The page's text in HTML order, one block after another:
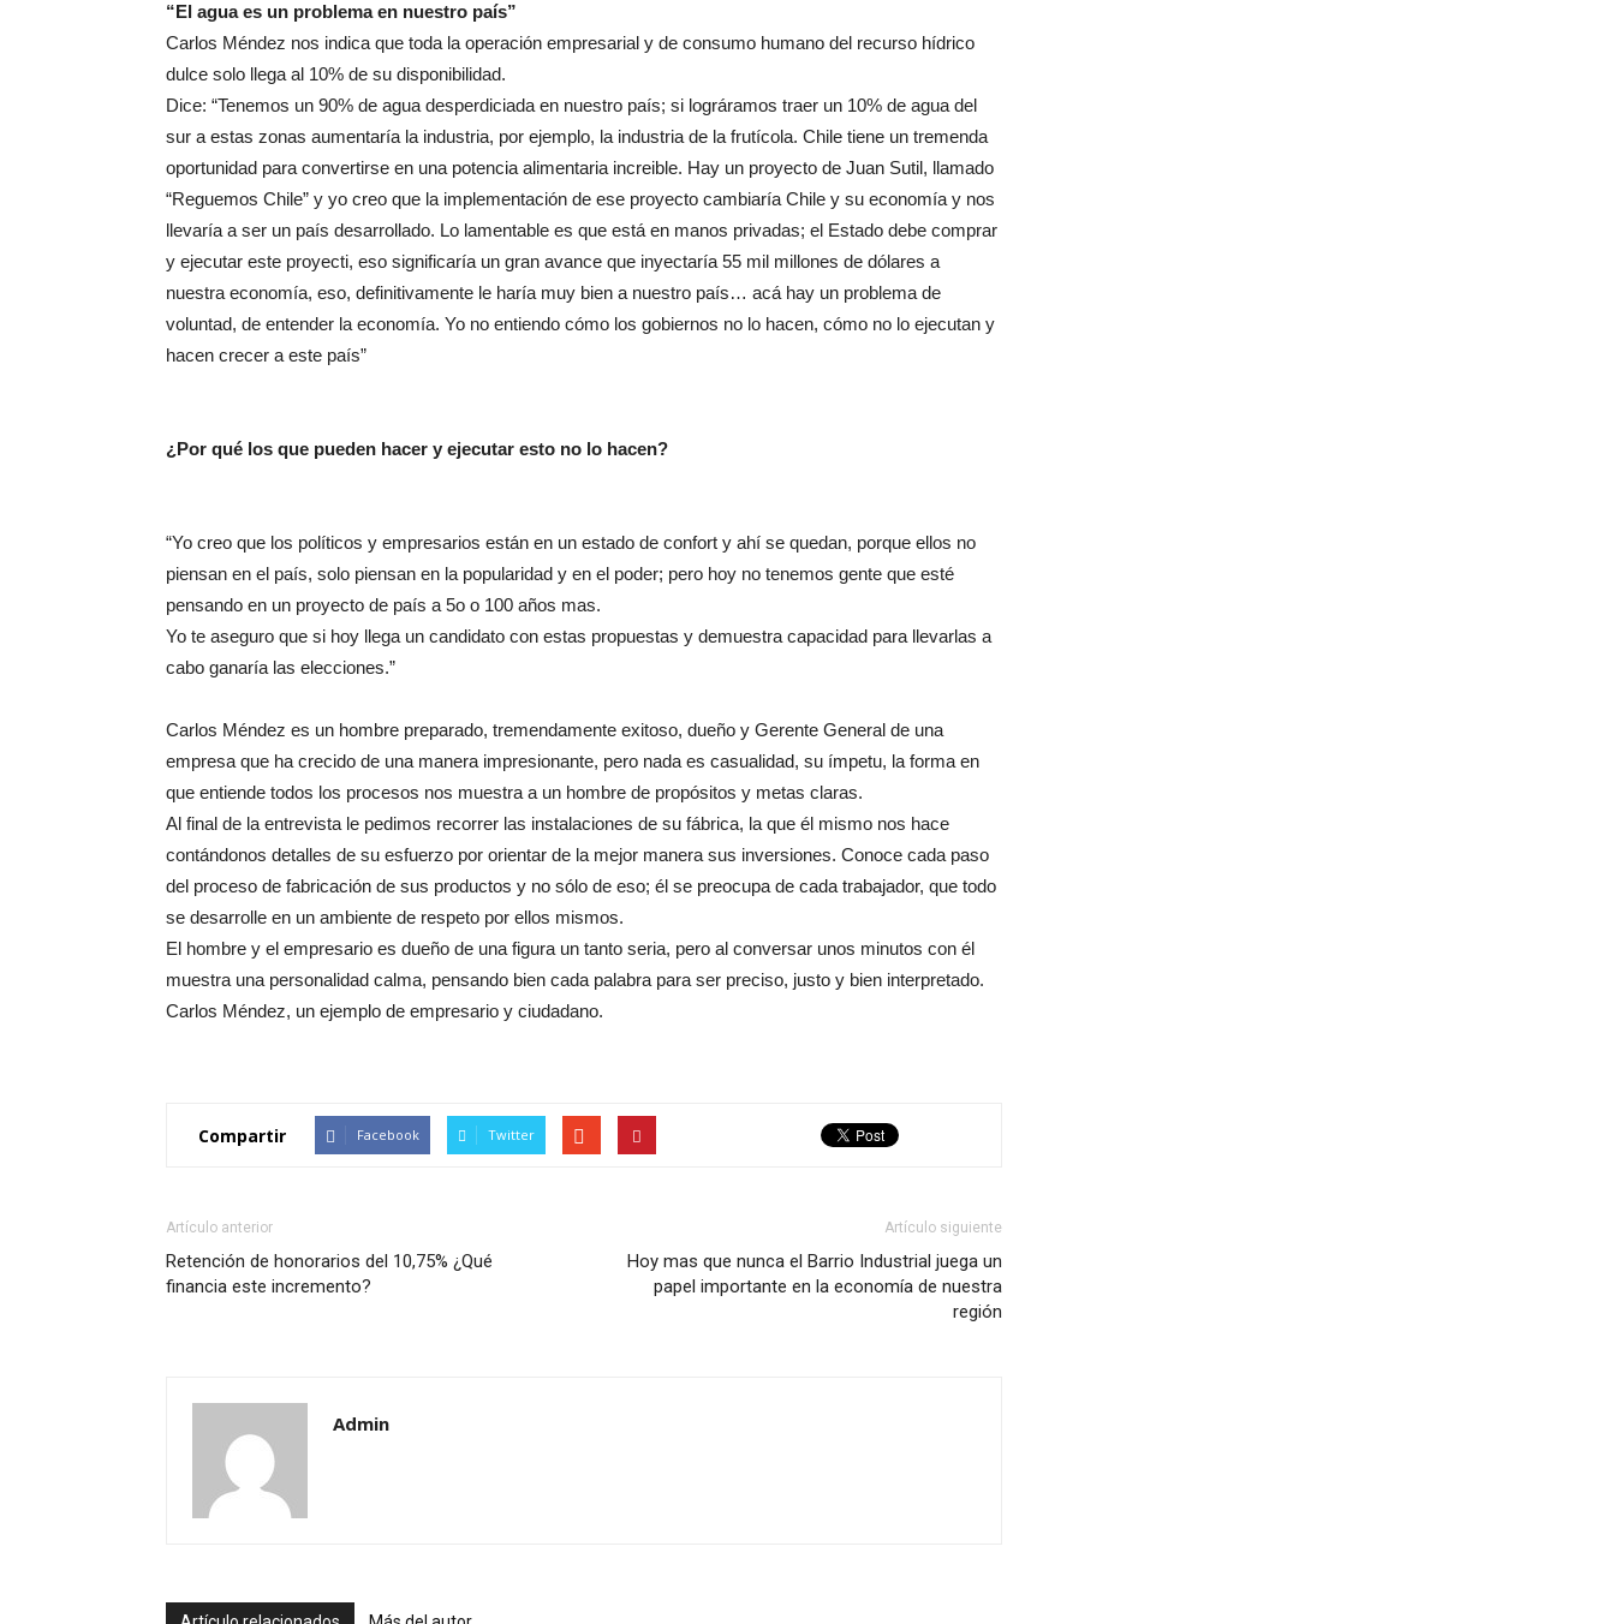
“El agua es un problema en nuestro país”
Carlos Méndez nos indica que toda la operación empresarial y de consumo humano del recurso hídrico
dulce solo llega al 10% de su disponibilidad.
Dice: “Tenemos un 90% de agua desperdiciada en nuestro país; si lográramos traer un 10% de agua del
sur a estas zonas aumentaría la industria, por ejemplo, la industria de la frutícola. Chile tiene un tremenda
oportunidad para convertirse en una potencia alimentaria increible. Hay un proyecto de Juan Sutil, llamado
“Reguemos Chile” y yo creo que la implementación de ese proyecto cambiaría Chile y su economía y nos
llevaría a ser un país desarrollado. Lo lamentable es que está en manos privadas; el Estado debe comprar
y ejecutar este proyecti, eso significaría un gran avance que inyectaría 55 mil millones de dólares a
nuestra economía, eso, definitivamente le haría muy bien a nuestro país… acá hay un problema de
voluntad, de entender la economía. Yo no entiendo cómo los gobiernos no lo hacen, cómo no lo ejecutan y
hacen crecer a este país”
¿Por qué los que pueden hacer y ejecutar esto no lo hacen?
“Yo creo que los políticos y empresarios están en un estado de confort y ahí se quedan, porque ellos no
piensan en el país, solo piensan en la popularidad y en el poder; pero hoy no tenemos gente que esté
pensando en un proyecto de país a 5o o 100 años mas.
Yo te aseguro que si hoy llega un candidato con estas propuestas y demuestra capacidad para llevarlas a
cabo ganaría las elecciones.”
Carlos Méndez es un hombre preparado, tremendamente exitoso, dueño y Gerente General de una
empresa que ha crecido de una manera impresionante, pero nada es casualidad, su ímpetu, la forma en
que entiende todos los procesos nos muestra a un hombre de propósitos y metas claras.
Al final de la entrevista le pedimos recorrer las instalaciones de su fábrica, la que él mismo nos hace
contándonos detalles de su esfuerzo por orientar de la mejor manera sus inversiones. Conoce cada paso
del proceso de fabricación de sus productos y no sólo de eso; él se preocupa de cada trabajador, que todo
se desarrolle en un ambiente de respeto por ellos mismos.
El hombre y el empresario es dueño de una figura un tanto seria, pero al conversar unos minutos con él
muestra una personalidad calma, pensando bien cada palabra para ser preciso, justo y bien interpretado.
Carlos Méndez, un ejemplo de empresario y ciudadano.
Compartir Facebook Twitter
Artículo anterior
Retención de honorarios del 10,75% ¿Qué
financia este incremento?
Artículo siguiente
Hoy mas que nunca el Barrio Industrial juega un
papel importante en la economía de nuestra
región
Admin